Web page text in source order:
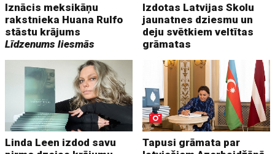
Iznācis meksikāņu
rakstnieka Huana Rulfo
stāstu krājums
Līdzenums liesmās
Izdotas Latvijas Skolu
jaunatnes dziesmu un
deju svētkiem veltītas
grāmatas
Linda Leen izdod savu
Tapusi grāmata par